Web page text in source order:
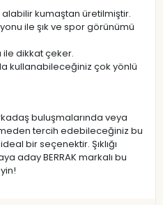
kumaştan üretilmiştir.
ile şık ve spor görünümü
ile dikkat çeker.
kullanabileceğiniz çok yönlü
buluşmalarında veya
tercih edebileceğiniz bu
bir seçenektir. Şıklığı
aday BERRAK markalı bu